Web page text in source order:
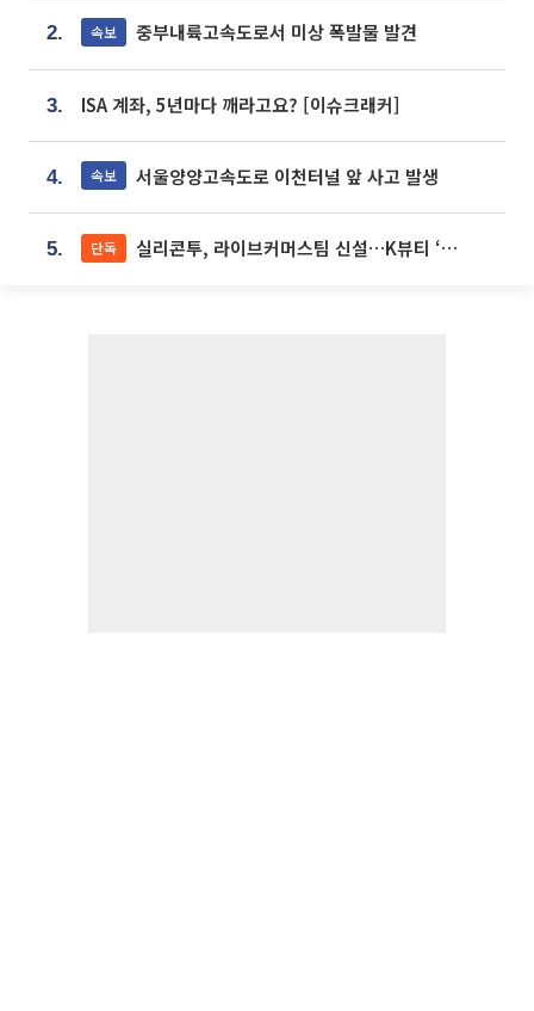
2. 속보 중부내륙고속도로서 미상 폭발물 발견
3. ISA 계좌, 5년마다 깨라고요? [이슈크래커]
4. 속보 서울양양고속도로 이천터널 앞 사고 발생
5. 단독 실리콘투, 라이브커머스팀 신설…K뷰티 ‘글로벌 판매망’ 확대[K뷰티 라방戰]